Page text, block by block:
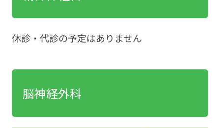
休診・代診の予定はありません
脳神経外科